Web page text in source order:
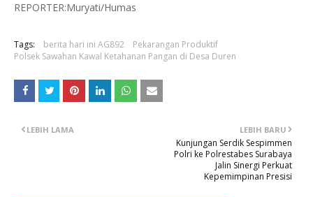
REPORTER:Muryati/Humas
Tags: berita hari ini AG892
Pekarangan Produktif
Polsek Sawahan Kawal Ketahanan Pangan di Desa Duren
LEBIH BARU
Kunjungan Serdik Sespimmen
Polri ke Polrestabes Surabaya
Jalin Sinergi Perkuat
Kepemimpinan Presisi
LEBIH LAMA